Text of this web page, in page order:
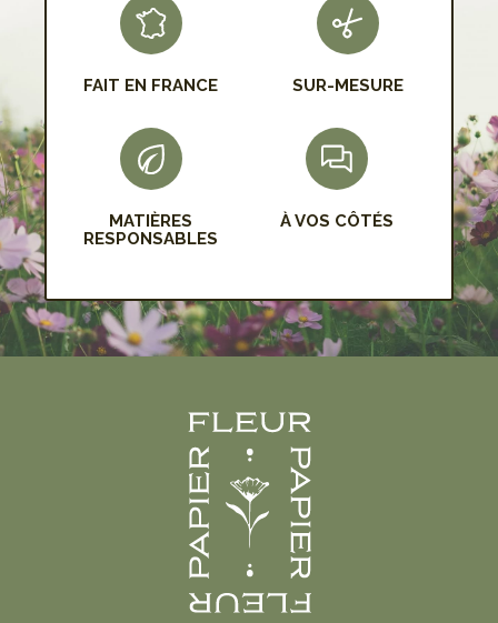
FAIT EN FRANCE SUR-MESURE
MATIÈRES
RESPONSABLES
À VOS CÔTÉS